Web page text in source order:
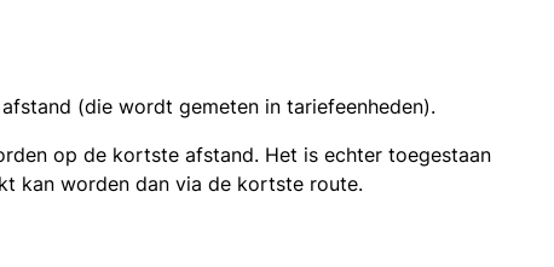
(die wordt gemeten in tariefeenheden).
op de kortste afstand. Het is echter toegestaan
kan worden dan via de kortste route.